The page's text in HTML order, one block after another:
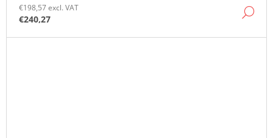
€198,57 excl. VAT
€240,27